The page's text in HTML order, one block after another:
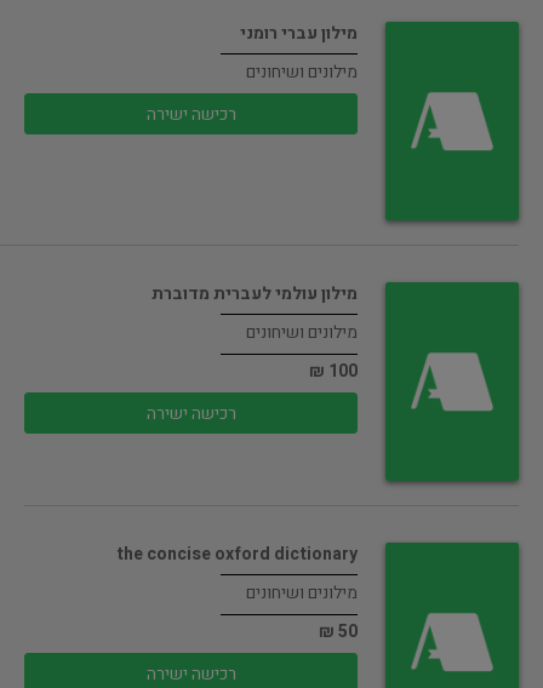
מילון עברי רומני
מילונים ושיחונים
רכישה ישירה
מילון עולמי לעברית מדוברת
מילונים ושיחונים
100 ₪
רכישה ישירה
the concise oxford dictionary
מילונים ושיחונים
50 ₪
רכישה ישירה